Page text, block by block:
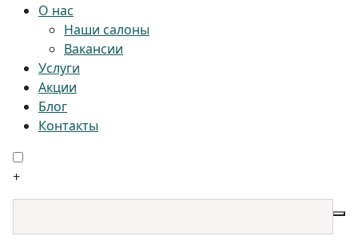
О нас
Наши салоны
Вакансии
Услуги
Акции
Блог
Контакты
+